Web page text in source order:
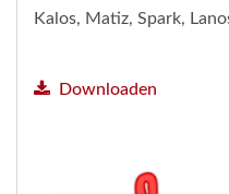
Kalos, Matiz, Spark,
Downloaden